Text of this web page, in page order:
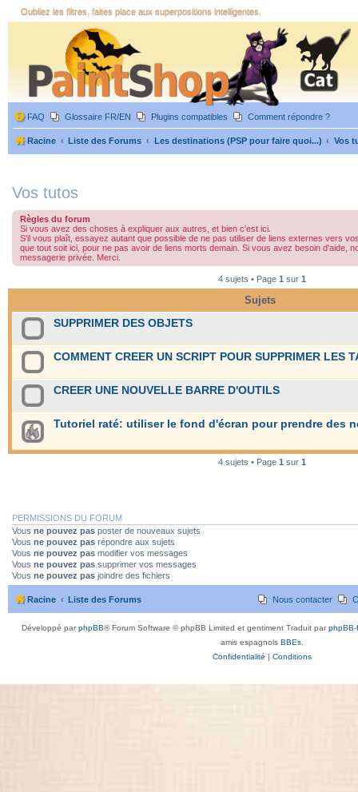
Oubliez les filtres, faites place aux superpositions intelligentes.
FAQ Glossaire FR/EN Plugins compatibles Comment répondre ?
Racine Liste des Forums Les destinations (PSP pour faire quoi...) Vos
Vos tutos
Règles du forum
Si vous avez des choses à expliquer aux autres, et bien c'est ici.
S'il vous plaît, essayez autant que possible de ne pas utiliser de liens externes vers
que tout soit ici, pour ne pas avoir de liens morts demain. Si vous avez besoin d'aide,
messagerie privée. Merci.
4 sujets • Page 1 sur 1
Sujets
SUPPRIMER DES OBJETS
COMMENT CREER UN SCRIPT POUR SUPPRIMER LES
CREER UNE NOUVELLE BARRE D'OUTILS
Tutoriel raté: utiliser le fond d'écran pour prendre des
4 sujets • Page 1 sur 1
PERMISSIONS DU FORUM
Vous ne pouvez pas poster de nouveaux sujets
Vous ne pouvez pas répondre aux sujets
Vous ne pouvez pas modifier vos messages
Vous ne pouvez pas supprimer vos messages
Vous ne pouvez pas joindre des fichiers
Racine Liste des Forums Nous contacter
Développé parphpBB® Forum Software © phpBB Limited et gentiment Traduit parphpBB-
amis espagnols BBEs.
Confidentialité | Conditions